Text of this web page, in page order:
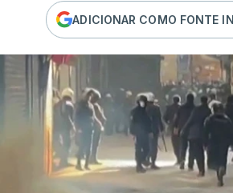
ADICIONAR COMO FONTE